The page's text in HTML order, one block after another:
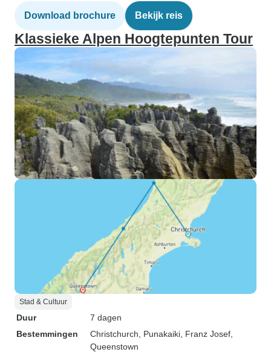
Download brochure Bekijk reis
Klassieke Alpen Hoogtepunten Tour
Stad & Cultuur
Duur
7 dagen
Bestemmingen
Christchurch , Punakaiki , Franz Josef
Queenstown